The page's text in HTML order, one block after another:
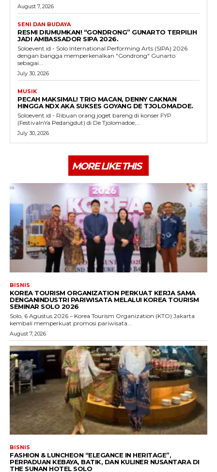
August 7, 2026
SENI DAN BUDAYA
RESMI DIUMUMKAN! “GONDRONG” GUNARTO TERPILIH
JADI AMBASSADOR SIPA 2026.
Soloevent.id - Solo International Performing Arts (SIPA) 2026
dengan bangga memperkenalkan "Gondrong" Gunarto
sebagai...
July 30, 2026
MUSIK
PECAH MAKSIMAL! TRIO MACAN, DENNY CAKNAN
HINGGA NDX AKA SUKSES GOYANG DE TJOLOMADOE.
Soloevent.id - Ribuan orang joget bareng di konser FYP
(FestivalnYa Pedangdut) di De Tjolomadoe,...
July 30, 2026
MORE LIKE THIS
BISNIS
KOREA TOURISM ORGANIZATION PERKUAT KERJA SAMA
DENGANINDUSTRI PARIWISATA MELALUI KOREA TOURISM
SEMINAR SOLO 2026
Solo, 6 Agustus 2026 – Korea Tourism Organization (KTO) Jakarta
kembali memperkuat promosi pariwisata...
August 7, 2026
BISNIS
FASHION & LUNCHEON “ELEGANCE IN HERITAGE”,
PERPADUAN KEBAYA, BATIK, DAN KULINER NUSANTARA DI
THE SUNAN HOTEL SOLO